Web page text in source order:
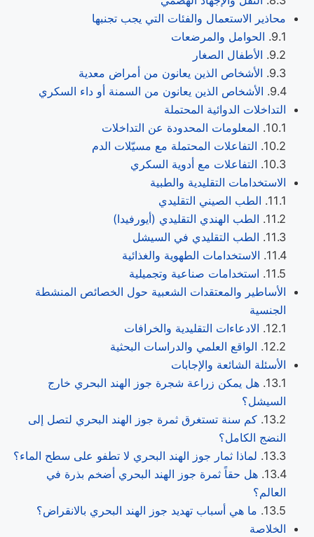
محاذير الاستعمال والفئات التي يجب تجنبها
الحوامل والمرضعات
الأطفال الصغار
الأشخاص الذين يعانون من أمراض معدية
الأشخاص الذين يعانون من السمنة أو داء السكري
التداخلات الدوائية المحتملة
المعلومات المحدودة عن التداخلات
التفاعلات المحتملة مع مسيّلات الدم
التفاعلات مع أدوية السكري
الاستخدامات التقليدية والطبية
الطب الصيني التقليدي
الطب الهندي التقليدي (أيورفيدا)
الطب التقليدي في السيشل
الاستخدامات الطهوية والغذائية
استخدامات صناعية وتجميلية
الأساطير والمعتقدات الشعبية حول الخصائص المنشطة
الجنسية
الادعاءات التقليدية والخرافات
الواقع العلمي والدراسات البحثية
الأسئلة الشائعة والإجابات
هل يمكن زراعة شجرة جوز الهند البحري خارج
السيشل؟
كم سنة تستغرق ثمرة جوز الهند البحري لتصل إلى
النضج الكامل؟
لماذا ثمار جوز الهند البحري لا تطفو على سطح الماء؟
هل حقاً ثمرة جوز الهند البحري أضخم بذرة في
العالم؟
ما هي أسباب تهديد جوز الهند البحري بالانقراض؟
الخلاصة